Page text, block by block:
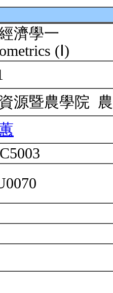
濟學一
(Ⅰ)
源暨農學院